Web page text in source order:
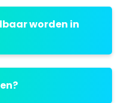
worden in